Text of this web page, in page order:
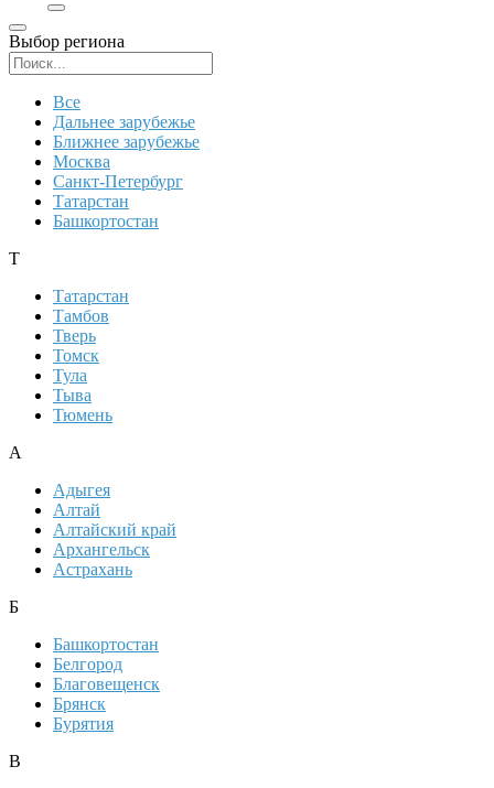
Выбор региона
Все
Дальнее зарубежье
Ближнее зарубежье
Москва
Санкт-Петербург
Татарстан
Башкортостан
Т
Татарстан
Тамбов
Тверь
Томск
Тула
Тыва
Тюмень
А
Адыгея
Алтай
Алтайский край
Архангельск
Астрахань
Б
Башкортостан
Белгород
Благовещенск
Брянск
Бурятия
В